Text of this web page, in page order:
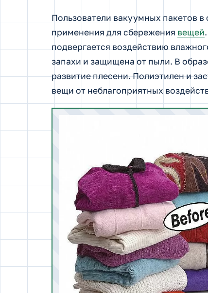
Пользователи вакуумных пакетов
применения для сбережения вещей
подвергается воздействию
запахи и защищена от пыли. В
развитие плесени. Полиэтилен и
вещи от неблагоприятных